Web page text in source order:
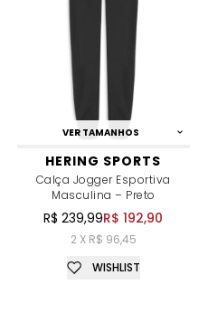
VER TAMANHOS
HERING SPORTS
Calça Jogger Esportiva
Masculina – Preto
R$ 239,99R$ 192,90
2 X R$ 96,45
WISHLIST